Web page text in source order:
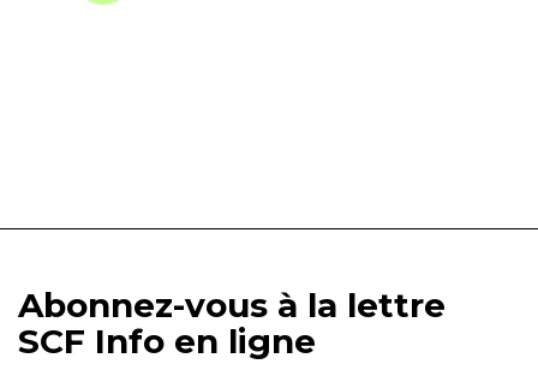
Abonnez-vous à la lettre
SCF Info en ligne